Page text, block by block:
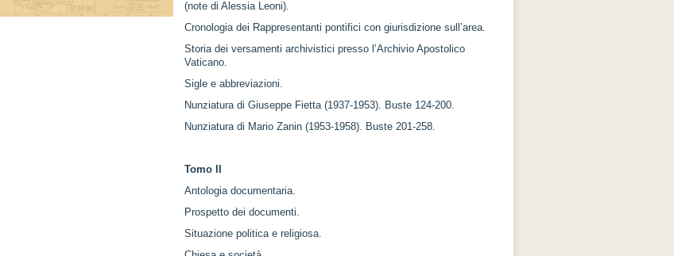
(note di Alessia Leoni).
Cronologia dei Rappresentanti pontifici con giurisdizione sull’area.
Storia dei versamenti archivistici presso l’Archivio Apostolico
Vaticano.
Sigle e abbreviazioni.
Nunziatura di Giuseppe Fietta (1937-1953). Buste 124-200.
Nunziatura di Mario Zanin (1953-1958). Buste 201-258.
Tomo II
Antologia documentaria.
Prospetto dei documenti.
Situazione politica e religiosa.